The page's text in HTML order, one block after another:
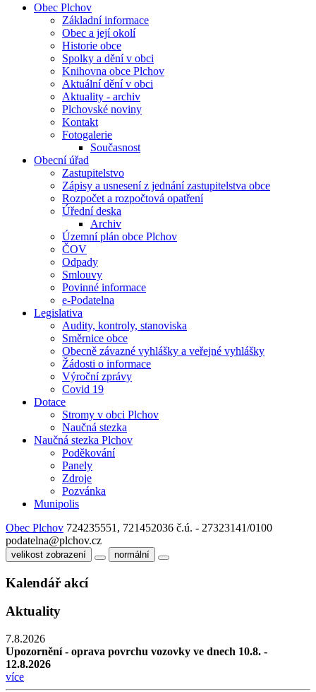
Obec Plchov
Základní informace
Obec a její okolí
Historie obce
Spolky a dění v obci
Knihovna obce Plchov
Aktuální dění v obci
Aktuality - archiv
Plchovské noviny
Kontakt
Fotogalerie
Současnost
Obecní úřad
Zastupitelstvo
Zápisy a usnesení z jednání zastupitelstva obce
Rozpočet a rozpočtová opatření
Úřední deska
Archiv
Územní plán obce Plchov
ČOV
Odpady
Smlouvy
Povinné informace
e-Podatelna
Legislativa
Audity, kontroly, stanoviska
Směrnice obce
Obecně závazné vyhlášky a veřejné vyhlášky
Žádosti o informace
Výroční zprávy
Covid 19
Dotace
Stromy v obci Plchov
Naučná stezka
Naučná stezka Plchov
Poděkování
Panely
Zdroje
Pozvánka
Munipolis
Obec Plchov 724235551, 721452036 č.ú. - 27323141/0100
podatelna@plchov.cz
velikost zobrazení normální
Kalendář akcí
Aktuality
7.8.2026
Upozornění - oprava povrchu vozovky ve dnech 10.8. -
12.8.2026
více